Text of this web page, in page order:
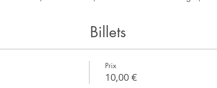
Billets
Prix
10,00 €